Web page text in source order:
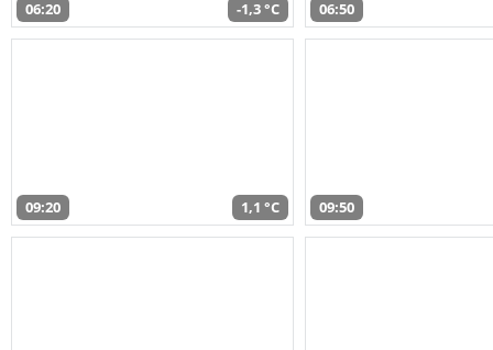
06:20 -1,3 °C 06:50
09:20 1,1 °C 09:50